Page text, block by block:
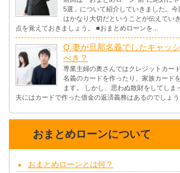
5選」について紹介していきました。
はかなり大切だということが伝えてい
点を覚えておきましょう。 ■おまとめローンを...
Q.妻が旦那名義でしたキャッ
べき？
専業主婦の奥さんではクレジットカー
名義のカードを作ったり、家族カード
ます。 しかし、思わぬ散財をしてしま
夫にはカードで作った借金の返済義務はあるのでしょう
おまとめローンについて
おまとめローンとは何？